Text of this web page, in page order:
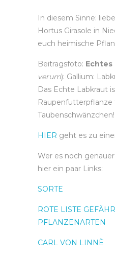
In diesem Sinne:
Hortus Girasole in
euch heimische
Beitragsfoto: Echtes
verum): Gallium:
Das Echte Labkraut
Raupenfutterpflanze
Taubenschwänzchen!
HIER geht es zu
Wer es noch
hier ein paar Links:
SORTE
ROTE LISTE
PFLANZENARTEN
CARL VON LINNÈ